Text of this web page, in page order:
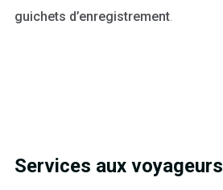
guichets d’enregistrement.
Services aux voyageurs